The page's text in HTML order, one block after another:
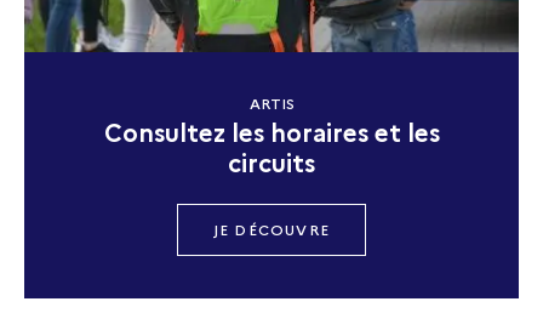
ARTIS
Consultez les horaires et les
circuits
JE DÉCOUVRE